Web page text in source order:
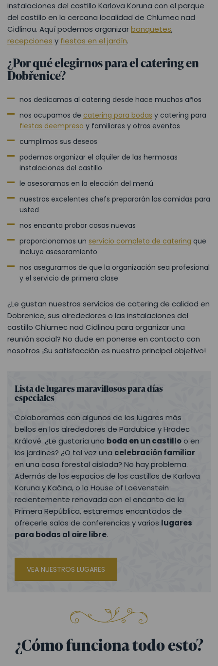
instalaciones del castillo Karlova Koruna con el parque
del castillo en la cercana localidad de Chlumec nad
Cidlinou. Aquí podemos organizarbanquetes,
recepciones y fiestas en el jardín.
¿Por qué elegirnos para el catering en
Dobřenice?
nos dedicamos al catering desde hace muchos años
nos ocupamos de catering para bodas y catering para
fiestas deempresa y familiares y otros eventos
cumplimos sus deseos
podemos organizar el alquiler de las hermosas
instalaciones del castillo
le asesoramos en la elección del menú
nuestros excelentes chefs prepararán las comidas para
usted
nos encanta probar cosas nuevas
proporcionamos un servicio completo de catering que
incluye asesoramiento
nos aseguramos de que la organización sea profesional
y el servicio de primera clase
¿Le gustan nuestros servicios de catering de calidad en
Dobrenice, sus alrededores o las instalaciones del
castillo Chlumec nad Cidlinou para organizar una
reunión social? No dude en ponerse en contacto con
nosotros ¡Su satisfacción es nuestro principal objetivo!
Lista de lugares maravillosos para días
especiales
Colaboramos con algunos de los lugares más
bellos en los alrededores de Pardubice y Hradec
Králové. ¿Le gustaría una boda en un castilloo en
los jardines? ¿O tal vez una celebración familiar
en una casa forestal aislada? No hay problema.
Además de los espacios de los castillos de Karlova
Koruna y Kačina, o la House of Loevenstein
recientemente renovada con el encanto de la
Primera República, estaremos encantados de
ofrecerle salas de conferencias y varios lugares
para bodas al aire libre.
VEA NUESTROS LUGARES
¿Cómo funciona todo esto?